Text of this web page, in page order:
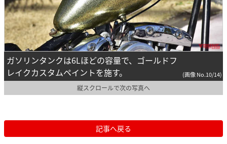
ガソリンタンクは6Lほどの容量で、ゴールドフ
レイクカスタムペイントを施す。
(画像 No.10/14)
縦スクロールで次の写真へ
記事へ戻る